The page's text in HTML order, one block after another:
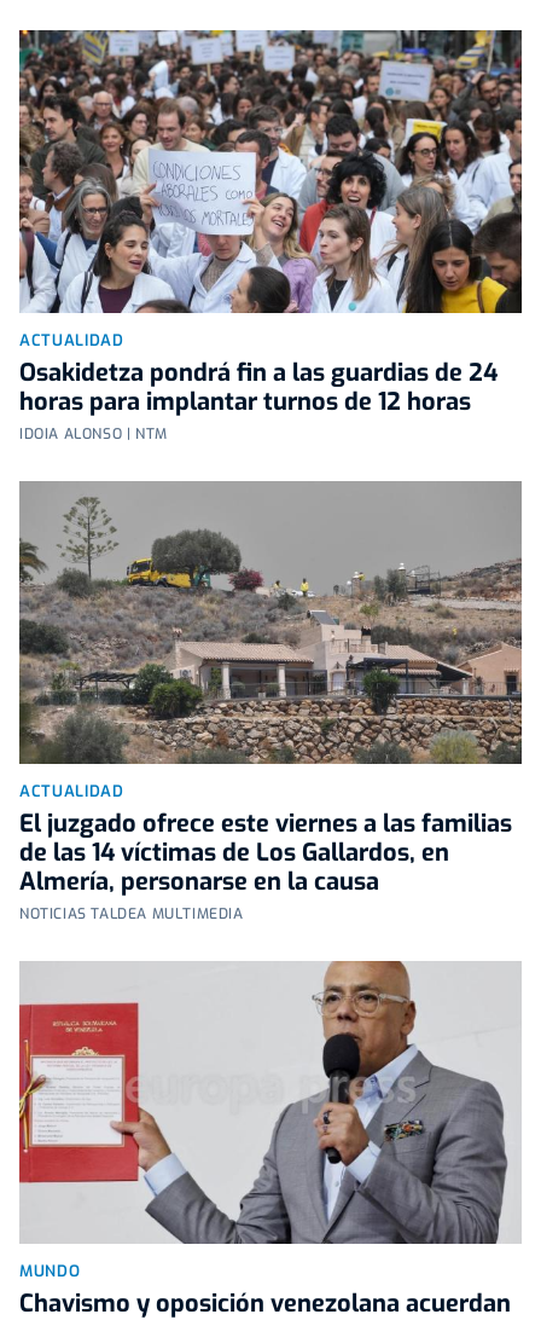
ACTUALIDAD
Osakidetza pondrá fin a las guardias de 24
horas para implantar turnos de 12 horas
IDOIA ALONSO | NTM
ACTUALIDAD
El juzgado ofrece este viernes a las familias
de las 14 víctimas de Los Gallardos, en
Almería, personarse en la causa
NOTICIAS TALDEA MULTIMEDIA
MUNDO
Chavismo y oposición venezolana acuerdan